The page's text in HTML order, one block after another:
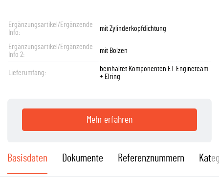
Ergänzungsartikel/Ergänzende
Info:
mit Zylinderkopfdichtung
Ergänzungsartikel/Ergänzende
Info 2:
mit Bolzen
Lieferumfang:
beinhaltet Komponenten ET Engineteam
+ Elring
Mehr erfahren
Basisdaten Dokumente Referenznummern